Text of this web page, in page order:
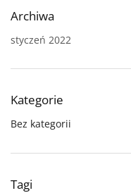
Archiwa
styczeń 2022
Kategorie
Bez kategorii
Tagi